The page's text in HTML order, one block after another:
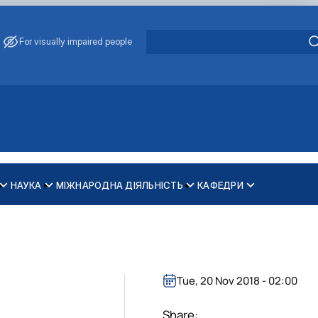
For visually impaired people
НАУКА МІЖНАРОДНА ДІЯЛЬНІСТЬ
рівності у …
КАФЕДРИ
Tue, 20 Nov 2018 - 02:00